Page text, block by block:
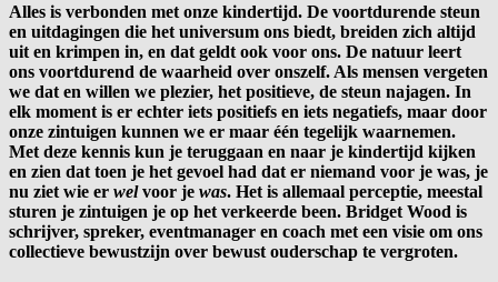
Alles is verbonden met onze kindertijd. De voortdurende steun
en uitdagingen die het universum ons biedt, breiden zich altijd
uit en krimpen in, en dat geldt ook voor ons. De natuur leert
ons voortdurend de waarheid over onszelf. Als mensen vergeten
we dat en willen we plezier, het positieve, de steun najagen. In
elk moment is er echter iets positiefs en iets negatiefs, maar door
onze zintuigen kunnen we er maar één tegelijk waarnemen.
Met deze kennis kun je teruggaan en naar je kindertijd kijken
en zien dat toen je het gevoel had dat er niemand voor je was, je
nu ziet wie er welvoor je was. Het is allemaal perceptie, meestal
sturen je zintuigen je op het verkeerde been. Bridget Wood is
schrijver, spreker, eventmanager en coach met een visie om ons
collectieve bewustzijn over bewust ouderschap te vergroten.